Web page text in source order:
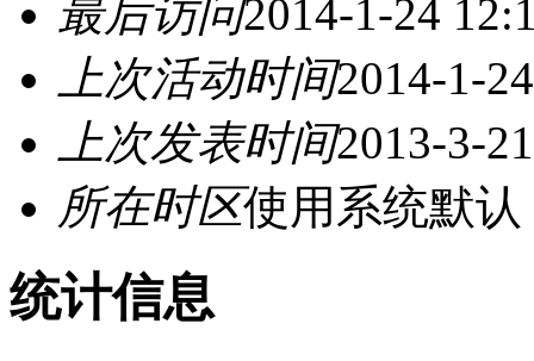
最后访问2014-1-24
上次活动时间2014-1-
上次发表时间2013-3-
所在时区使用系统默认
统计信息